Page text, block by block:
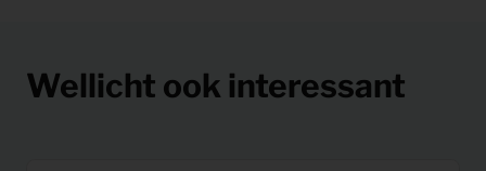
Wellicht ook interessant